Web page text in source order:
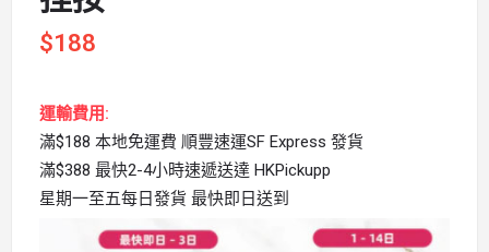
$188
運輸費用:
滿$188 本地免運費 順豐速運SF Express 發貨
滿$388 最快2-4小時速遞送達 HKPickupp
星期一至五每日發貨 最快即日送到